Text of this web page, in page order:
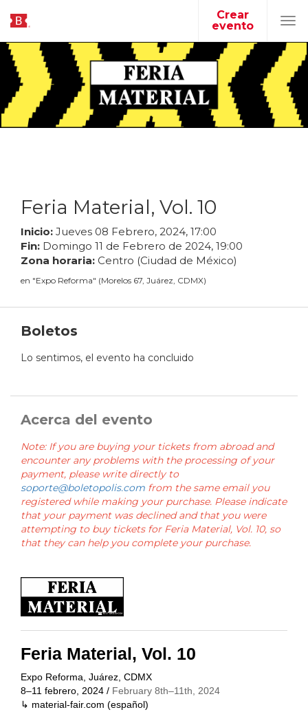
Crear
evento
Feria Material, Vol. 10
Inicio: Jueves 08 Febrero, 2024, 17:00
Fin: Domingo 11 de Febrero de 2024, 19:00
Zona horaria: Centro (Ciudad de México)
en "Expo Reforma" (Morelos 67, Juárez, CDMX)
Boletos
Lo sentimos, el evento ha concluido
Acerca del evento
Note: If you are buying your tickets from abroad and
encounter any problems with the processing of your
payment, please write directly to
soporte@boletopolis.com from the same email you
registered while making your purchase. Please indicate
that your payment was declined and that you were
attempting to buy tickets for Feria Material, Vol. 10, so
that they can help you complete your purchase.
Feria Material, Vol. 10
Expo Reforma, Juárez, CDMX
8–11 febrero, 2024 / February 8th–11th, 2024
↳ material-fair.com (español)